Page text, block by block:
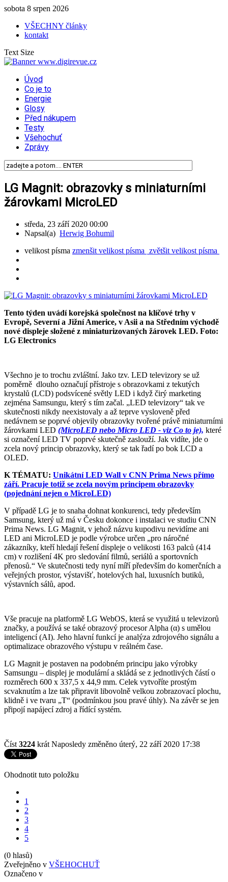
sobota 8 srpen 2026
VŠECHNY články
kontakt
Text Size
Úvod
Co je to
Energie
Glosy
Před nákupem
Testy
Všehochuť
Zprávy
LG Magnit: obrazovky s miniaturními
žárovkami MicroLED
středa, 23 září 2020 00:00
Napsal(a) Herwig Bohumil
velikost písma zmenšit velikost písma zvětšit velikost písma
Tento týden uvádí korejská společnost na klíčové trhy v
Evropě, Severní a Jižní Americe, v Asii a na Středním východě
nové displeje složené z miniaturizovaných žárovek LED. Foto:
LG Electronics
Všechno je to trochu zvláštní. Jako tzv. LED televizory se už
poměrně dlouho označují přístroje s obrazovkami z tekutých
krystalů (LCD) podsvícené světly LED i když čirý marketing
zejména Samsungu, který s tím začal. „LED televizory“ tak ve
skutečnosti nikdy neexistovaly a až teprve vysloveně před
nedávnem se poprvé objevily obrazovky tvořené právě miniaturními
žárovkami LED (MicroLED nebo Micro LED - viz Co to je), které
si označení LED TV poprvé skutečně zaslouží. Jak vidíte, jde o
zcela nový princip obrazovky, který se tak řadí po bok LCD a
OLED.
K TÉMATU: Unikátní LED Wall v CNN Prima News přímo
září. Pracuje totiž se zcela novým principem obrazovky
(pojednání nejen o MicroLED)
V případě LG je to snaha dohnat konkurenci, tedy především
Samsung, který už má v Česku dokonce i instalaci ve studiu CNN
Prima News. LG Magnit, v jehož názvu kupodivu nevidíme ani
LED ani MicroLED je podle výrobce určen „pro náročné
zákazníky, kteří hledají řešení displeje o velikosti 163 palců (414
cm) v rozlišení 4K pro sledování filmů, seriálů a sportovních
přenosů.“ Ve skutečnosti tedy nyní míří především do komerčních a
veřejných prostor, výstavišť, hotelových hal, luxusních butiků,
výstavních sálů, apod.
Vše pracuje na platformě LG WebOS, která se využitá u televizorů
značky, a používá se také obrazový procesor Alpha (α) s umělou
inteligencí (AI). Jeho hlavní funkcí je analýza zdrojového signálu a
optimalizace obrazového výstupu v reálném čase.
LG Magnit je postaven na podobném principu jako výrobky
Samsungu – displej je modulární a skládá se z jednotlivých částí o
rozměrech 600 x 337,5 x 44,9 mm. Celek vytvoříte prostým
scvaknutím a lze tak připravit libovolně velkou zobrazovací plochu,
klidně i ve tvaru „T“ (podmínkou jsou pravé úhly). Na závěr se jen
připojí napájecí zdroj a řídící systém.
Číst 3224 krát Naposledy změněno úterý, 22 září 2020 17:38
Ohodnotit tuto položku
1
2
3
4
5
(0 hlasů)
Zveřejněno v VŠEHOCHUŤ
Označeno v